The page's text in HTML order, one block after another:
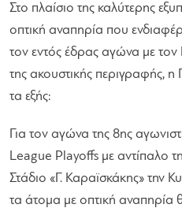
Στο πλαίσιο της καλύτερης
οπτική αναπηρία που
τον εντός έδρας αγώνα με
της ακουστικής περιγραφής,
τα εξής:
Για τον αγώνα της 8ης
League Playoffs με αντίπαλο
Στάδιο «Γ. Καραϊσκάκης» την
τα άτομα με οπτική αναπηρία